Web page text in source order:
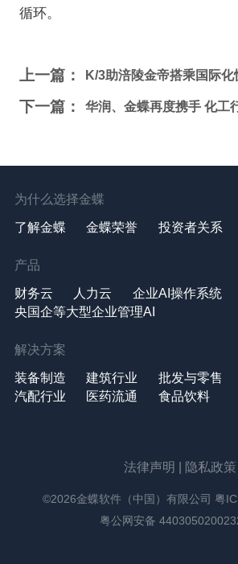
循环。
上一篇： K/3助涪陵金帝搭乘国际化
下一篇： 华润、金蝶再度携手 化工
为什么选择金蝶
了解金蝶 金蝶荣誉 投资者关系
产品
财务云 人力云 企业AI操作系统
央国企等大型企业管理AI
解决方案
装备制造 建筑行业 批发与零售
汽配行业
医药流通 食品饮料
法律声明 隐私政策
©2026金蝶软件（中国）有限公司 粤
粤公网安备